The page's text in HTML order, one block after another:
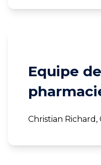
Equipe de
Christian Richard,